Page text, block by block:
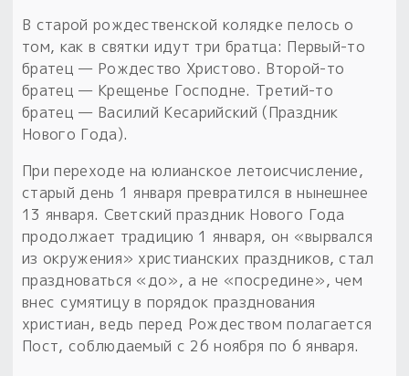
В старой рождественской колядке пелось о
том, как в святки идут три братца: Первый-то
братец — Рождество Христово. Второй-то
братец — Крещенье Господне. Третий-то
братец — Василий Кесарийский (Праздник
Нового Года).
При переходе на юлианское летоисчисление,
старый день 1 января превратился в нынешнее
13 января. Светский праздник Нового Года
продолжает традицию 1 января, он «вырвался
из окружения» христианских праздников, стал
праздноваться «до», а не «посредине», чем
внес сумятицу в порядок празднования
христиан, ведь перед Рождеством полагается
Пост, соблюдаемый с 26 ноября по 6 января.